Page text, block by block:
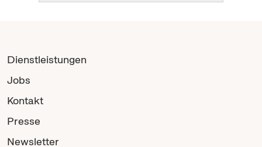
Dienstleistungen
Jobs
Kontakt
Presse
Newsletter